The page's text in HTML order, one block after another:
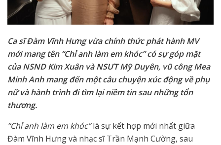
Ca sĩ Đàm Vĩnh Hưng vừa chính thức phát hành MV
mới mang tên “Chỉ anh làm em khóc” có sự góp mặt
của NSND Kim Xuân và NSƯT Mỹ Duyên, vũ công Mea
Minh Anh mang đến một câu chuyện xúc động về phụ
nữ và hành trình đi tìm lại niềm tin sau những tổn
thương.
“Chỉ anh làm em khóc”là sự kết hợp mới nhất giữa
Đàm Vĩnh Hưng và nhạc sĩ Trần Mạnh Cường, sau